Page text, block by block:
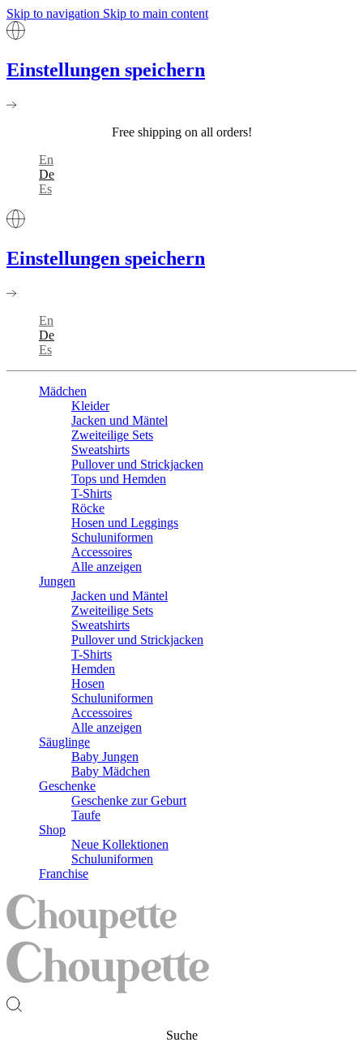
Skip to navigation Skip to main content
Einstellungen speichern
Free shipping on all orders!
En
De
Es
Einstellungen speichern
En
De
Es
Mädchen
Kleider
Jacken und Mäntel
Zweiteilige Sets
Sweatshirts
Pullover und Strickjacken
Tops und Hemden
T-Shirts
Röcke
Hosen und Leggings
Schuluniformen
Accessoires
Alle anzeigen
Jungen
Jacken und Mäntel
Zweiteilige Sets
Sweatshirts
Pullover und Strickjacken
T-Shirts
Hemden
Hosen
Schuluniformen
Accessoires
Alle anzeigen
Säuglinge
Baby Jungen
Baby Mädchen
Geschenke
Geschenke zur Geburt
Taufe
Shop
Neue Kollektionen
Schuluniformen
Franchise
Suche